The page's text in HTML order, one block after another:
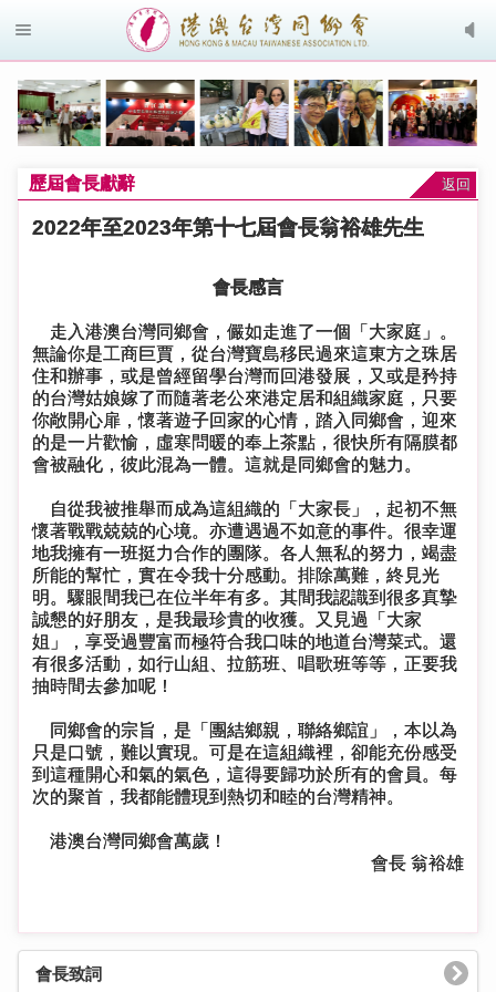
歷屆會長獻辭 返回
2022年至2023年第十七屆會長翁裕雄先生
會長感言
走入港澳台灣同鄉會，儼如走進了一個「大家庭」。
無論你是工商巨賈，從台灣寶島移民過來這東方之珠居
住和辦事，或是曾經留學台灣而回港發展，又或是矜持
的台灣姑娘嫁了而隨著老公來港定居和組織家庭，只要
你敞開心扉，懷著遊子回家的心情，踏入同鄉會，迎來
的是一片歡愉，虛寒問暖的奉上茶點，很快所有隔膜都
會被融化，彼此混為一體。這就是同鄉會的魅力。
自從我被推舉而成為這組織的「大家長」，起初不無
懷著戰戰兢兢的心境。亦遭遇過不如意的事件。很幸運
地我擁有一班挺力合作的團隊。各人無私的努力，竭盡
所能的幫忙，實在令我十分感動。排除萬難，終見光
明。驟眼間我已在位半年有多。其間我認識到很多真摯
誠懇的好朋友，是我最珍貴的收獲。又見過「大家
姐」，享受過豐富而極符合我口味的地道台灣菜式。還
有很多活動，如行山組、拉筋班、唱歌班等等，正要我
抽時間去參加呢！
同鄉會的宗旨，是「團結鄉親，聯絡鄉誼」，本以為
只是口號，難以實現。可是在這組織裡，卻能充份感受
到這種開心和氣的氣色，這得要歸功於所有的會員。每
次的聚首，我都能體現到熱切和睦的台灣精神。
港澳台灣同鄉會萬歲！
會長 翁裕雄
會長致詞